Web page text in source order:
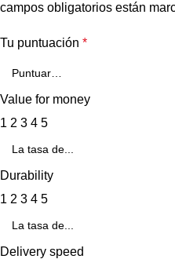
campos obligatorios están
Tu puntuación *
Value for money
1 2 3 4 5
Durability
1 2 3 4 5
Delivery speed